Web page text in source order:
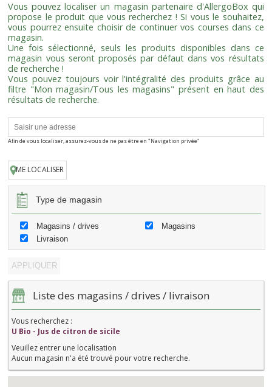
Vous pouvez localiser un magasin partenaire d'AllergoBox qui
propose le produit que vous recherchez ! Si vous le souhaitez,
vous pourrez ensuite choisir de continuer vos courses dans ce
magasin.
Une fois sélectionné, seuls les produits disponibles dans ce
magasin vous seront proposés par défaut dans vos résultats
de recherche !
Vous pouvez toujours voir l'intégralité des produits grâce au
filtre "Mon magasin/Tous les magasins" présent en haut des
résultats de recherche.
Afin de vous localiser, assurez-vous de ne pas être en "Navigation privée"
ME LOCALISER
Type de magasin
Magasins / drives
Magasins
Livraison
Liste des magasins / drives / livraison
Vous recherchez :
U Bio - Jus de citron de sicile
Veuillez entrer une localisation
Aucun magasin n'a été trouvé pour votre recherche.